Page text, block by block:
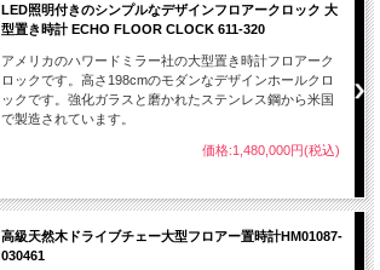
LED照明付きのシンプルなデザインフロアークロック 大
型置き時計 ECHO FLOOR CLOCK 611-320
アメリカのハワードミラー社の大型置き時計フロアーク
ロックです。高さ198cmのモダンなデザインホールクロ
ックです。強化ガラスと磨かれたステンレス鋼から米国
で製造されています。
価格:1,480,000円(税込)
高級天然木ドライブチェー大型フロアー置時計HM01087-
030461